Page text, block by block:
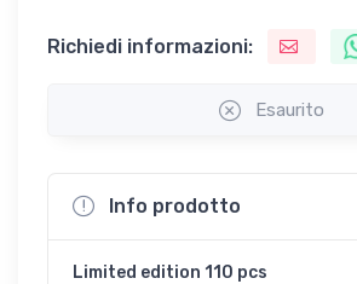
Richiedi informazioni:
Esaurito
Info prodotto
Limited edition 110 pcs